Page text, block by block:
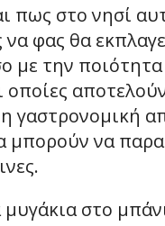
πως στο νησί
να φας θα
με την
οποίες
γαστρονομική
μπορούν να
στο